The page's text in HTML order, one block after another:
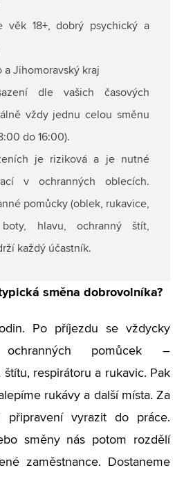
věk 18+, dobrý psychický a
a Jihomoravský kraj
dle vašich časových
vždy jednu celou směnu
do 16:00).
je riziková a je nutné
v ochranných oblecích.
pomůcky (oblek, rukavice,
hlavu, ochranný štít,
každý účastník.
směna dobrovolníka?
Po příjezdu se vždycky
pomůcek –
respirátoru a rukavic. Pak
rukávy a další místa. Za
připravení vyrazit do práce.
směny nás potom rozdělí
zaměstnance. Dostaneme